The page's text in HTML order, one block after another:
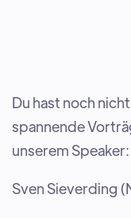
Du hast noch
spannende
unserem Speaker:
Sven Sieverding